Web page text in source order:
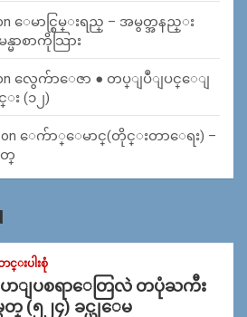
ေမာင္စြမ္းရည္ – အမွတ္အနည္း
ာစာကိုသြား
လွေက်ာေဇာ ● တပ္ျပဳျပင္ေျ
(၁၂)
on ေက်ာ္ေမာင္(တိုင္းတာေရး) –
တ္
င္းပါးစုံ
ာျပစရာေတြလဲ တပုံႀကီး
(၅၂၄) ခင္ယုေမ